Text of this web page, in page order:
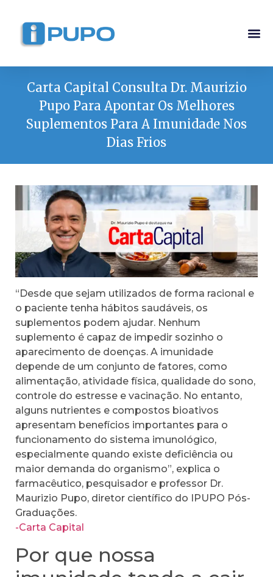
Carta Capital Consulta Dr. Maurizio
Pupo Para Apontar Os Melhores
Suplementos Para A Imunidade Nos
Dias Frios
“Desde que sejam utilizados de forma racional e
o paciente tenha hábitos saudáveis, os
suplementos podem ajudar. Nenhum
suplemento é capaz de impedir sozinho o
aparecimento de doenças. A imunidade
depende de um conjunto de fatores, como
alimentação, atividade física, qualidade do sono,
controle do estresse e vacinação. No entanto,
alguns nutrientes e compostos bioativos
apresentam benefícios importantes para o
funcionamento do sistema imunológico,
especialmente quando existe deficiência ou
maior demanda do organismo”, explica o
farmacêutico, pesquisador e professor Dr.
Maurizio Pupo, diretor científico do IPUPO Pós-
Graduações.
-Carta Capital
Por que nossa